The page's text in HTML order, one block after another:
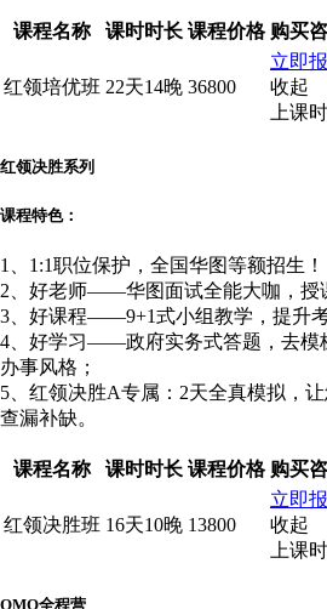
课程名称 课时时长 课程价格 购买
红领培优班 22天14晚 36800
立即
收起
上课
红领决胜系列
课程特色：
1、1:1职位保护，全国华图等额招生！
2、好老师——华图面试全能大咖，授
3、好课程——9+1式小组教学，提升
4、好学习——政府实务式答题，去模
办事风格；
5、红领决胜A专属：2天全真模拟，
查漏补缺。
课程名称 课时时长 课程价格 购买
红领决胜班 16天10晚 13800
立即
收起
上课
OMO全程营